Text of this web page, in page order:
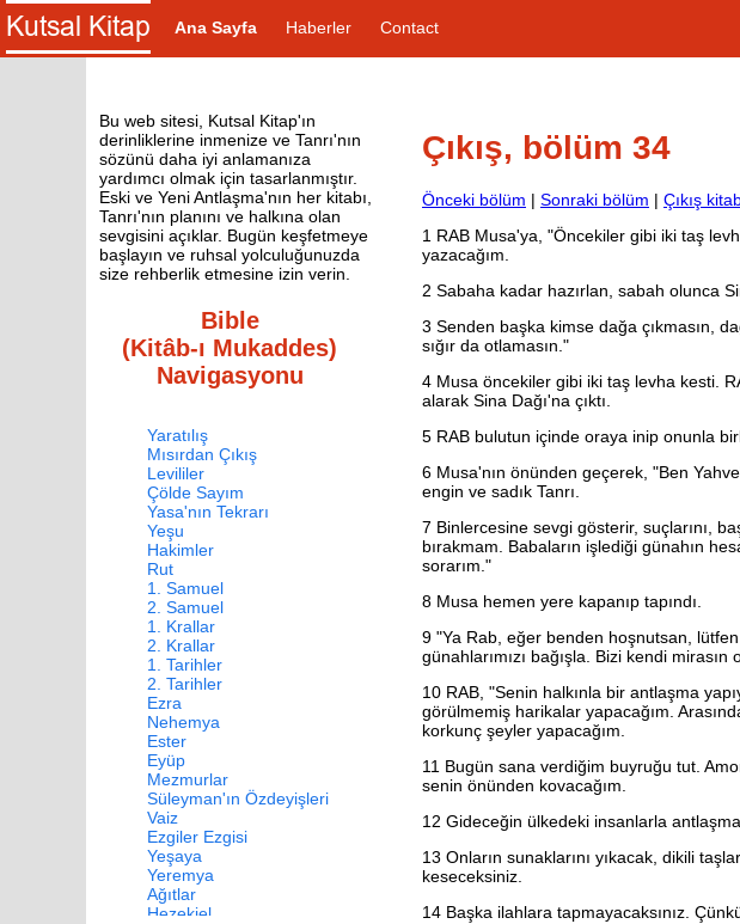
Ana Sayfa Haberler Contact
Bu web sitesi, Kutsal Kitap'ın
derinliklerine inmenize ve Tanrı'nın
sözünü daha iyi anlamanıza
yardımcı olmak için tasarlanmıştır.
Eski ve Yeni Antlaşma'nın her kitabı,
Tanrı'nın planını ve halkına olan
sevgisini açıklar. Bugün keşfetmeye
başlayın ve ruhsal yolculuğunuzda
size rehberlik etmesine izin verin.
Bible
(Kitâb-ı Mukaddes)
Navigasyonu
Yaratılış
Mısırdan Çıkış
Levililer
Çölde Sayım
Yasa'nın Tekrarı
Yeşu
Hakimler
Rut
1. Samuel
2. Samuel
1. Krallar
2. Krallar
1. Tarihler
2. Tarihler
Ezra
Nehemya
Ester
Eyüp
Mezmurlar
Süleyman'ın Özdeyişleri
Vaiz
Ezgiler Ezgisi
Yeşaya
Yeremya
Ağıtlar
Hezekiel
Çıkış, bölüm 34
Önceki bölüm | Sonraki bölüm | Çıkış
1 RAB Musa'ya, "Öncekiler gibi iki taş
yazacağım.
2 Sabaha kadar hazırlan, sabah olunca
3 Senden başka kimse dağa çıkmasın,
sığır da otlamasın."
4 Musa öncekiler gibi iki taş levha kesti.
alarak Sina Dağı'na çıktı.
5 RAB bulutun içinde oraya inip onunla
6 Musa'nın önünden geçerek, "Ben
engin ve sadık Tanrı.
7 Binlercesine sevgi gösterir, suçlarını,
bırakmam. Babaların işlediği günahın
sorarım."
8 Musa hemen yere kapanıp tapındı.
9 "Ya Rab, eğer benden hoşnutsan, lütfen
günahlarımızı bağışla. Bizi kendi
10 RAB, "Senin halkınla bir antlaşma
görülmemiş harikalar yapacağım.
korkunç şeyler yapacağım.
11 Bugün sana verdiğim buyruğu tut.
senin önünden kovacağım.
12 Gideceğin ülkedeki insanlarla
13 Onların sunaklarını yıkacak, dikili
keseceksiniz.
14 Başka ilahlara tapmayacaksınız.